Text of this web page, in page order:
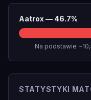
Aatrox — 46.7%
Na podstawie
STATYSTYKI